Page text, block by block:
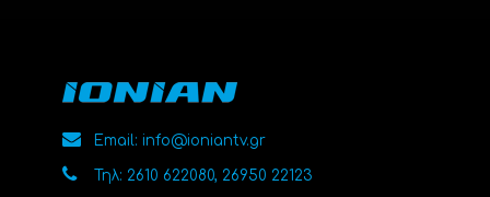
Email: info@ioniantv.gr
Τηλ: 2610 622080, 26950 22123